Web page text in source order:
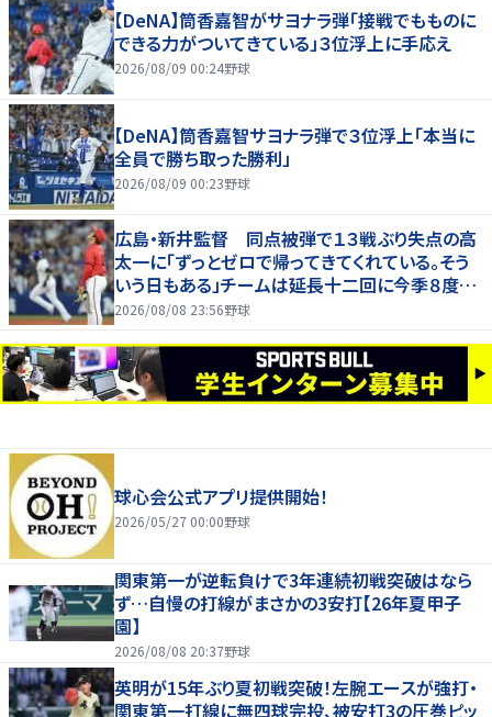
【DeNA】筒香嘉智がサヨナラ弾「接戦でもものに
できる力がついてきている」３位浮上に手応え
2026/08/09 00:24野球
【DeNA】筒香嘉智サヨナラ弾で３位浮上「本当に
全員で勝ち取った勝利」
2026/08/09 00:23野球
広島・新井監督 同点被弾で１３戦ぶり失点の高
太一に「ずっとゼロで帰ってきてくれている。そう
いう日もある」チームは延長十二回に今季８度目
サヨナラ負け
2026/08/08 23:56野球
球心会公式アプリ提供開始！
2026/05/27 00:00野球
関東第一が逆転負けで3年連続初戦突破はなら
ず…自慢の打線がまさかの3安打【26年夏甲子
園】
2026/08/08 20:37野球
英明が15年ぶり夏初戦突破！左腕エースが強打・
関東第一打線に無四球完投、被安打3の圧巻ピッ